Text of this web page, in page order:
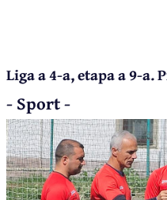
Liga a 4-a, etapa a 9-a.
- Sport -